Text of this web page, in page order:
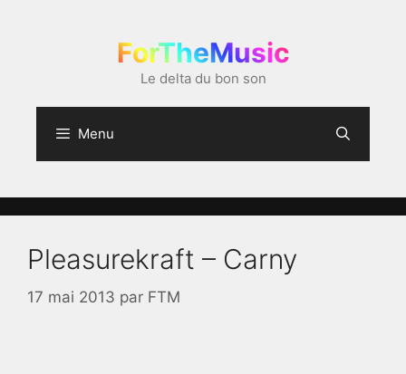
ForTheMusic
Le delta du bon son
Menu
Pleasurekraft – Carny
17 mai 2013 par FTM